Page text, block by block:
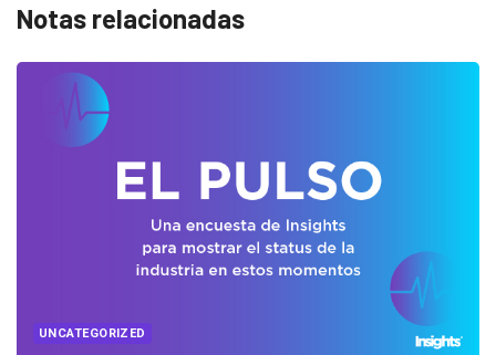
Notas relacionadas
UNCATEGORIZED